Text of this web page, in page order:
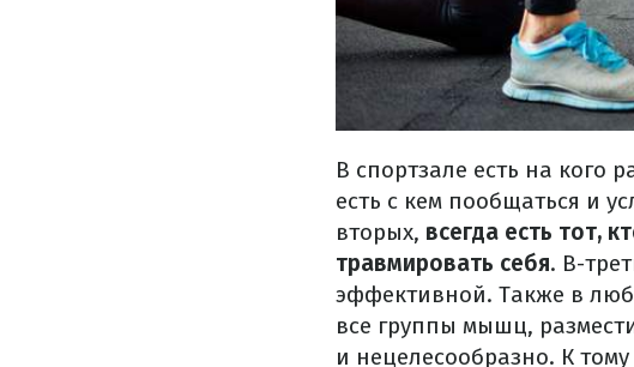
В спортзале есть на кого
есть с кем пообщаться и
вторых, всегда есть тот,
травмировать себя. В-
эффективной. Также в
все группы мышц,
и нецелесообразно. К